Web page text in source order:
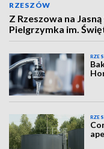
RZESZÓW
Z Rzeszowa na
Pielgrzymka im.